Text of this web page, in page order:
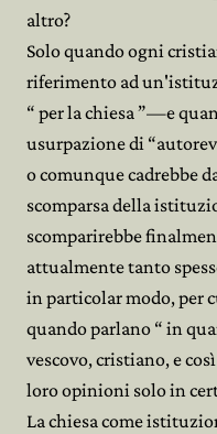
altro?
Solo quando ogni
riferimento ad
“ per la chiesa ”—e
usurpazione di
o comunque cadrebbe
scomparsa della
scomparirebbe
attualmente tanto
in particolar modo, per
quando parlano “ in
vescovo, cristiano, e
loro opinioni solo in
La chiesa come